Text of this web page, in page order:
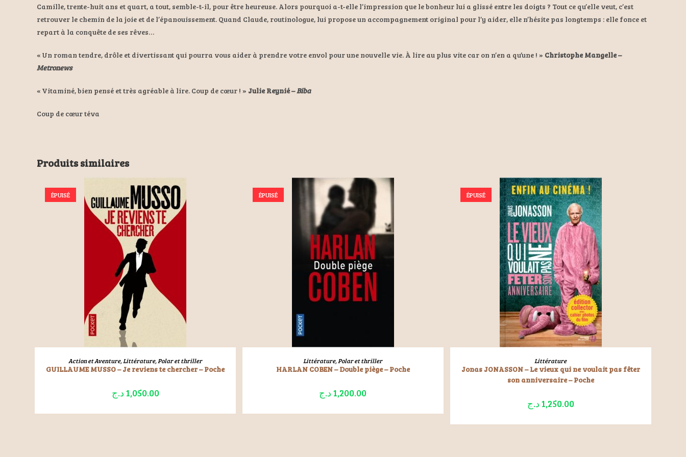
Camille, trente-huit ans et quart, a tout, semble-t-il, pour être heureuse. Alors pourquoi a-t-elle l’impression que le bonheur lui a glissé entre les doigts ? Tout ce qu’elle veut, c’est
retrouver le chemin de la joie et de l’épanouissement. Quand Claude, routinologue, lui propose un accompagnement original pour l’y aider, elle n’hésite pas longtemps : elle fonce et
repart à la conquête de ses rêves…
« Un roman tendre, drôle et divertissant qui pourra vous aider à prendre votre envol pour une nouvelle vie. À lire au plus vite car on n’en a qu’une ! » Christophe Mangelle –
Metronews
« Vitaminé, bien pensé et très agréable à lire. Coup de cœur ! » Julie Reynié –Biba
Coup de cœur téva
Produits similaires
ÉPUISÉ
LIRE LA SUITE
Action et Aventure,Littérature,Polar et thriller
GUILLAUME MUSSO – Je reviens te chercher – Poche
1,050.00 د.ج
ÉPUISÉ
LIRE LA SUITE
Littérature,Polar et thriller
HARLAN COBEN – Double piège – Poche
1,200.00 د.ج
ÉPUISÉ
LIRE LA SUITE
Littérature
Jonas JONASSON – Le vieux qui ne voulait pas fêter
son anniversaire – Poche
1,250.00 د.ج